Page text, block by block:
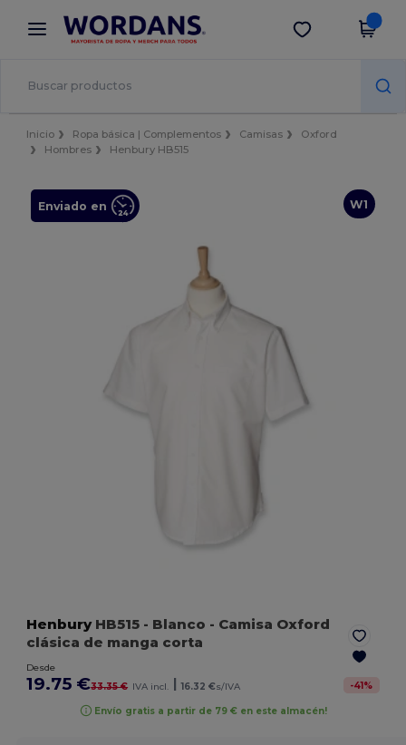
× App de Wordans
¡Mejores precios en app!
Descargar app
Inicio Ropa básica | Complementos Camisas
Oxford
Hombres
Henbury HB515
W1
Enviado en
HenburyHB515 - Blanco - Camisa Oxford
clásica de manga corta
Desde
19.75 €33.35 € IVA incl. 16.32 €s/IVA -41%
Envío gratis a partir de 79 € en este almacén!